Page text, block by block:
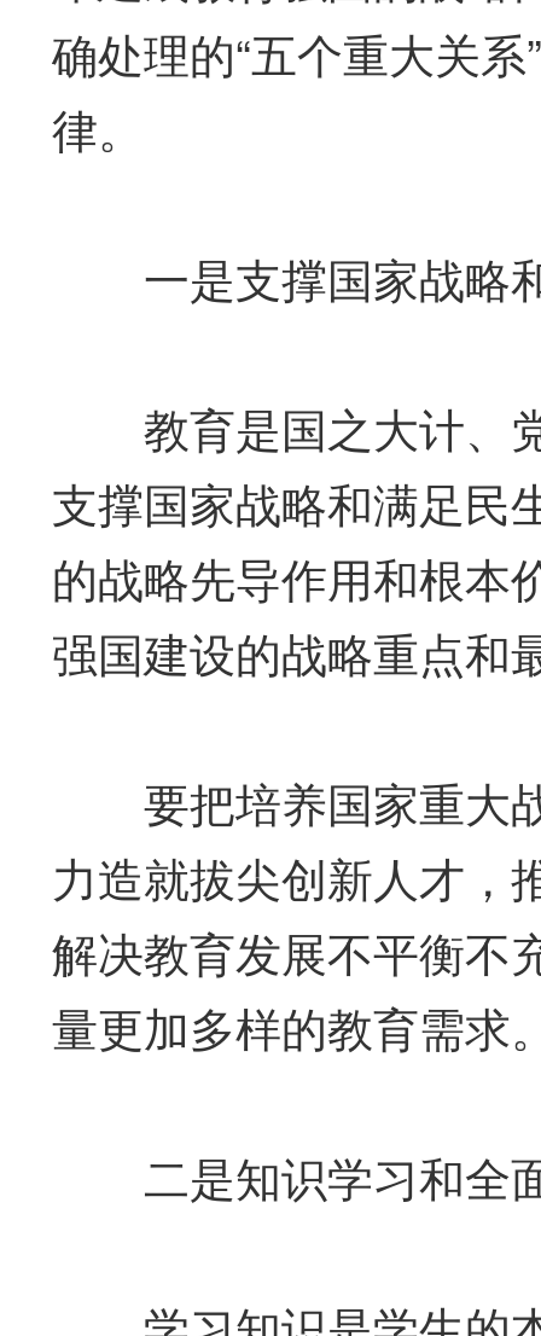
确处理的“五个重大关
律。
一是支撑国家战略
教育是国之大计、
支撑国家战略和满足民
的战略先导作用和根本
强国建设的战略重点和
要把培养国家重大
力造就拔尖创新人才，
解决教育发展不平衡不
量更加多样的教育需求
二是知识学习和全